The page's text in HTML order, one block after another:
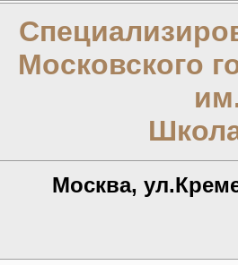
Московского
Москва,